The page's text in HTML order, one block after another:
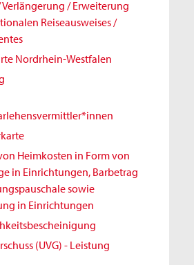
/ Erweiterung
Reiseausweises /
Nordrhein-Westfalen
Heimkosten in Form von
in Einrichtungen, Barbetrag
sowie
in Einrichtungen
(UVG) - Leistung